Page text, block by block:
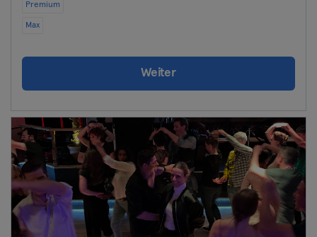
Premium
Max
Weiter